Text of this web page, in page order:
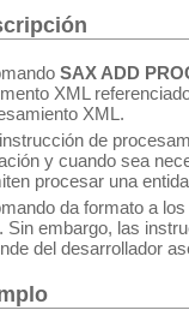
SAX ADD
XML
XML.
de
y cuando sea
procesar una
da formato a
Sin embargo, las
del desarrollador